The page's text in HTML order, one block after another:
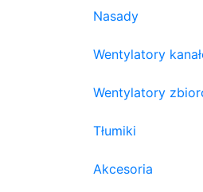
Nasady
Wentylatory
Wentylatory
Tłumiki
Akcesoria